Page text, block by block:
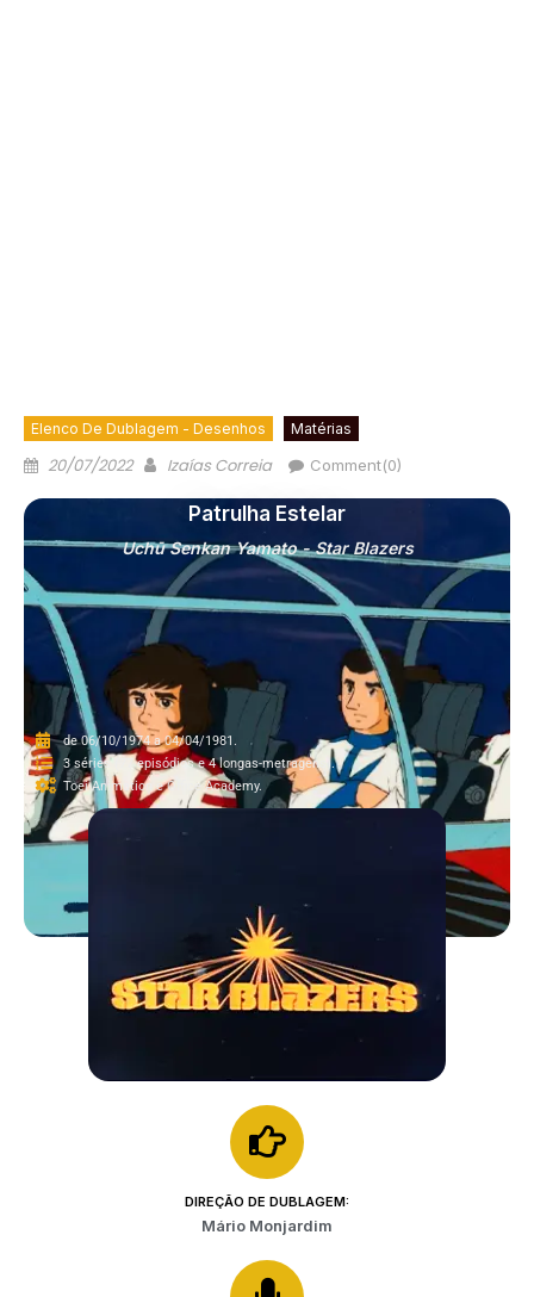
Elenco De Dublagem - Desenhos Matérias
20/07/2022 Izaías Correia Comment(0)
Uchū Senkan Yamato - Star Blazers
Patrulha Estelar
de 06/10/1974 a 04/04/1981.
3 séries (77 episódios e 4 longas-metragens).
Toei Animation e Office Academy.
DIREÇÃO DE DUBLAGEM:
Mário Monjardim